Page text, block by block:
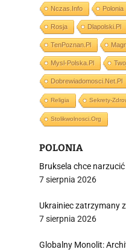
Nczas.info Polonia
Rosja Dlapolski.pl
TenPoznan.pl
Mysl-Polska.pl
Dobrewiadomosci.net.pl
Religia Sekrety-
Stolikwolnosci.org
POLONIA
Bruksela chce
7 sierpnia 2026
Ukrainiec zatrzymany
7 sierpnia 2026
Globalny Monolit: